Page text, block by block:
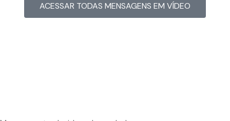
ACESSAR TODAS MENSAGENS EM VÍDEO